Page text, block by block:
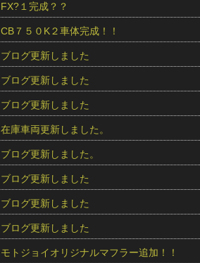
FX?１完成？？
CB７５０K２車体完成！！
ブログ更新しました
ブログ更新しました
ブログ更新しました
在庫車両更新しました。
ブログ更新しました。
ブログ更新しました
ブログ更新しました
ブログ更新しました
モトジョイオリジナルマフラー追加！！